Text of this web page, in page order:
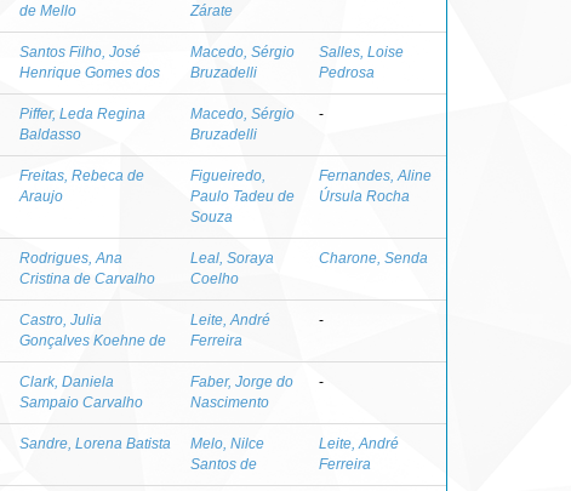
de Mello
Zárate
Santos Filho, José
Henrique Gomes dos
Macedo, Sérgio
Bruzadelli
Salles, Loise
Pedrosa
Piffer, Leda Regina
Baldasso
Macedo, Sérgio
Bruzadelli
-
Freitas, Rebeca de
Araujo
Figueiredo,
Paulo Tadeu de
Souza
Fernandes, Aline
Úrsula Rocha
Rodrigues, Ana
Cristina de Carvalho
Leal, Soraya
Coelho
Charone, Senda
Castro, Julia
Gonçalves Koehne de
Leite, André
Ferreira
-
Clark, Daniela
Sampaio Carvalho
Faber, Jorge do
Nascimento
-
Sandre, Lorena Batista
Melo, Nilce
Santos de
Leite, André
Ferreira